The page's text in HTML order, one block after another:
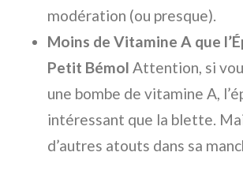
modération (ou presque).
Moins de Vitamine A que
Petit Bémol Attention, si
une bombe de vitamine A,
intéressant que la blette.
d’autres atouts dans sa